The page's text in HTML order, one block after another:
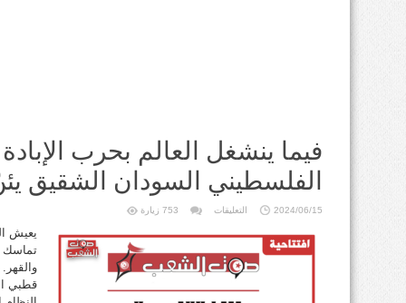
فيما ينشغل العالم بحرب
الفلسطيني السودان الشقيق
2024/06/15 التعليقات على
العالم
الإبادة
ضدّ
الشعب
الفلسطيني
753 زيارة
يعيش
تماسك
قطبي